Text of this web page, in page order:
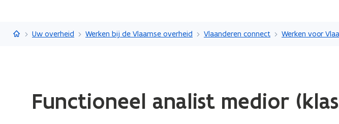
Vlaanderen.be
Uw overheid Werken bij de Vlaamse overheid Vlaanderen connect Werken voor
laden.Functioneel analist medior